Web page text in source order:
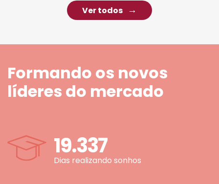
Ver todos
Formando os novos
líderes do mercado
19.337
Dias realizando sonhos